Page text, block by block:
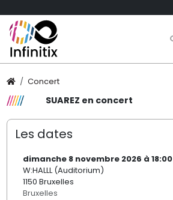
Concert
SUAREZ en concert
Les dates
dimanche 8 novembre 2026 à 18:00
W:HALLL (Auditorium)
1150 Bruxelles
Bruxelles